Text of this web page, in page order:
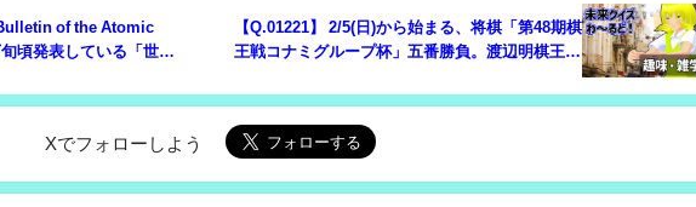
of the Atomic
頃発表している「世界
【Q.01221】 2/5(日)から始まる、将棋「第48期棋
王戦コナミグループ杯」五番勝負。渡辺明棋王vs
Xでフォローしよう